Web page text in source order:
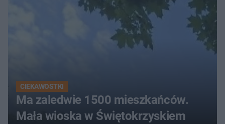
CIEKAWOSTKI
Ma zaledwie 1500 mieszkańców.
Mała wioska w Świętokrzyskiem